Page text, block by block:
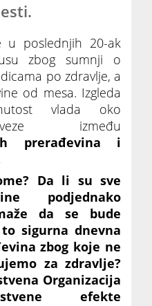
u poslednjih 20-ak
zbog sumnji o
po zdravlje, a
od mesa. Izgleda
vlada oko
između
prerađevina i
Da li su sve
podjednako
da se bude
sigurna dnevna
zbog koje ne
za zdravlje?
Organizacija
efekte